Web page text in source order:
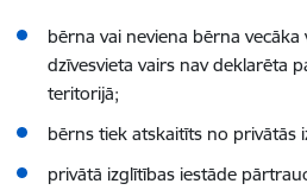
bērna vai neviena bērna
dzīvesvieta vairs nav deklarēta
teritorijā;
bērns tiek atskaitīts no privātās
privātā izglītības iestāde